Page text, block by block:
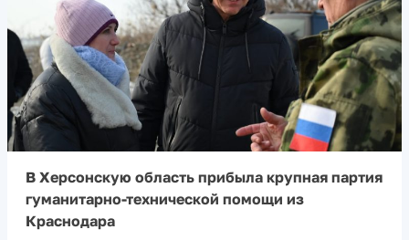
В Херсонскую область прибыла крупная партия
гуманитарно-технической помощи из
Краснодара